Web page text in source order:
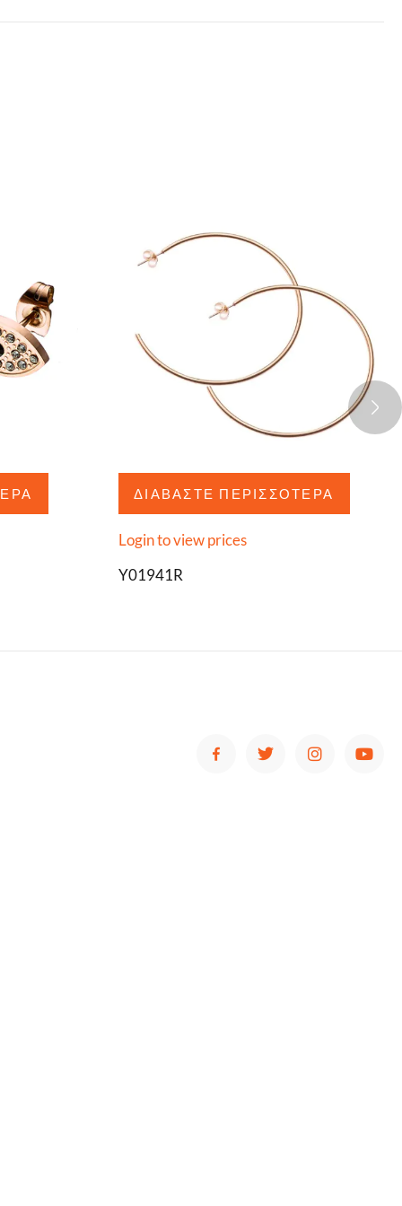
ΔΙΑΒΆΣΤΕ ΠΕΡΙΣΣΌΤΕΡΑ
Login to view prices
Y01941R